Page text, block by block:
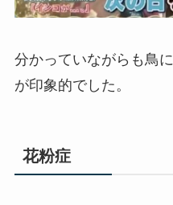
分かっていながらも鳥
が印象的でした。
花粉症